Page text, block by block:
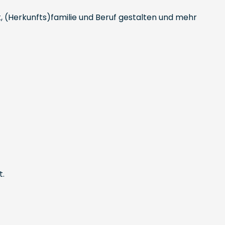
(Herkunfts)familie und Beruf gestalten und mehr